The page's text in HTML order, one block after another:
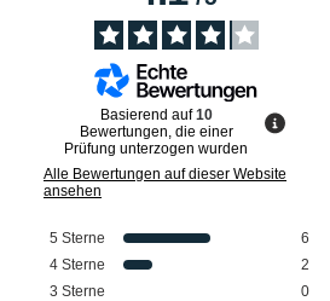
Basierend auf10
Bewertungen, die einer
Prüfung unterzogen wurden
Alle Bewertungen auf dieser Website
ansehen
5 Sterne
6
4 Sterne
2
3 Sterne
0